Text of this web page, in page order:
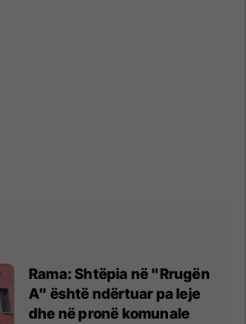
Rama: Shtëpia në "Rrugën
A" është ndërtuar pa leje
dhe në pronë komunale